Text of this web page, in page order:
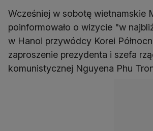
Wcześniej w sobotę wietnamskie
poinformowało o wizycie "w
w Hanoi przywódcy Korei
zaproszenie prezydenta i szefa
komunistycznej Nguyena Phu